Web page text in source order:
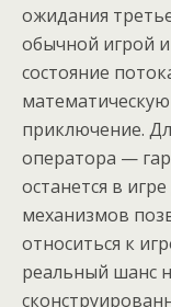
ожидания
обычной игрой
состояние
приключение.
оператора —
останется в
механизмов
относиться к
реальный шанс